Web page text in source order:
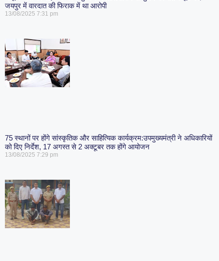
जयपुर में वारदात की फिराक में था आरोपी
13/08/2025 7:31 pm
75 स्थानों पर होंगे सांस्कृतिक और साहित्यिक कार्यक्रम:उपमुख्यमंत्री ने अधिकारियों
को दिए निर्देश, 17 अगस्त से 2 अक्टूबर तक होंगे आयोजन
13/08/2025 7:29 pm